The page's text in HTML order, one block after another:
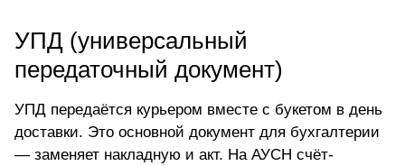
УПД (универсальный
передаточный документ)
УПД передаётся курьером вместе с букетом в день
доставки. Это основной документ для бухгалтерии
— заменяет накладную и акт. На АУСН счёт-